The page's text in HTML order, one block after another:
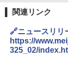
3
関連リンク
🔗ニュースリリ
https://
325_02/